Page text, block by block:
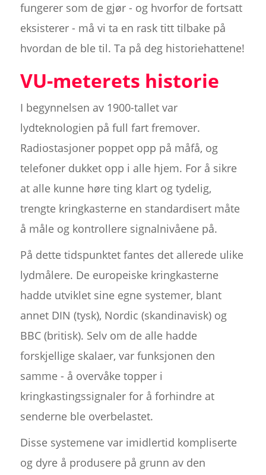
fungerer som de gjør - og hvorfor de fortsatt
eksisterer - må vi ta en rask titt tilbake på
hvordan de ble til. Ta på deg historiehattene!
VU-meterets historie
I begynnelsen av 1900-tallet var
lydteknologien på full fart fremover.
Radiostasjoner poppet opp på måfå, og
telefoner dukket opp i alle hjem. For å sikre
at alle kunne høre ting klart og tydelig,
trengte kringkasterne en standardisert måte
å måle og kontrollere signalnivåene på.
På dette tidspunktet fantes det allerede ulike
lydmålere. De europeiske kringkasterne
hadde utviklet sine egne systemer, blant
annet DIN (tysk), Nordic (skandinavisk) og
BBC (britisk). Selv om de alle hadde
forskjellige skalaer, var funksjonen den
samme - å overvåke topper i
kringkastingssignaler for å forhindre at
senderne ble overbelastet.
Disse systemene var imidlertid kompliserte
og dyre å produsere på grunn av den